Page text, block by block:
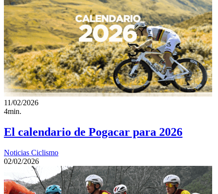
11/02/2026
4min.
El calendario de Pogacar para 2026
Noticias Ciclismo
02/02/2026